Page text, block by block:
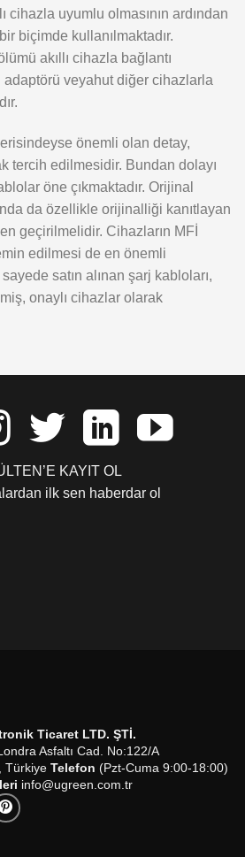
cihazla uyumlu olmasının ardından
biçimde kullanılmaktadır.
akıllı cihazla bağlantı
adaptörü veyahut diğer cihazlarla
önemli olan detay,
tercih edilmesidir. Bundan dolayı
öne çıkmaktadır. Orijinal
da özellikle orijinalliği kanıtlayan
geçirilmelidir. Cihazların MFİ
edilmesi de en önemli
satın alınan şarj kabloları,
onaylı cihazlar olarak
KAYIT OL
ilk sen haberdar ol
Ticaret LTD. ŞTİ.
Asfaltı Cad. No:122/A
Türkiye Telefon (Pzt-Cuma 9:00-18:00)
info@ugreen.com.tr